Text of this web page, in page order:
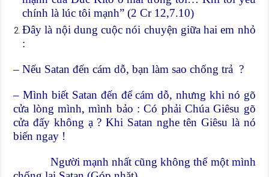
chính là lúc tôi mạnh” (2 Cr 12,7.10)
Đây là nội dung cuộc nói chuyện giữa hai em nhỏ
:
– Nếu Satan đến cám dỗ, bạn làm sao chống trả ?
– Mình biết Satan đến để cám dỗ, nhưng khi nó gõ
cửa lòng mình, mình bảo : Có phải Chúa Giêsu gõ
cửa đấy không ạ ? Khi Satan nghe tên Giêsu là nó
biến ngay !
Người mạnh nhất cũng không thể một mình